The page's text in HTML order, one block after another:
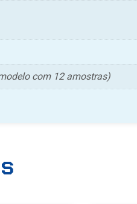
com 12 amostras)